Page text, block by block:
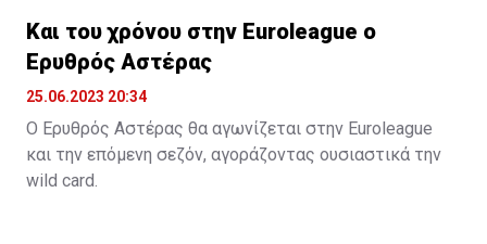
Και του χρόνου στην Euroleague ο
Ερυθρός Αστέρας
25.06.2023 20:34
Ο Ερυθρός Αστέρας θα αγωνίζεται στην Euroleague
και την επόμενη σεζόν, αγοράζοντας ουσιαστικά την
wild card.